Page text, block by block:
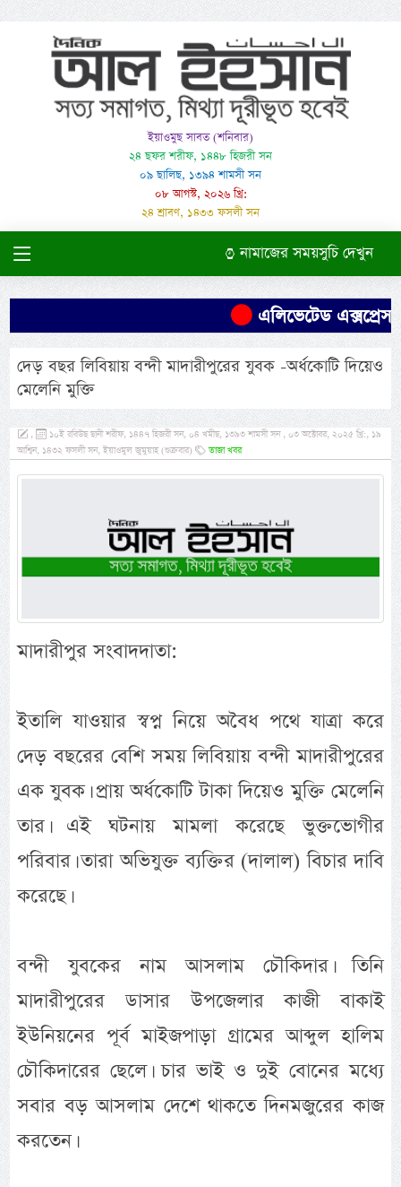
ইয়াওমুছ সাবত (শনিবার)
২৪ ছফর শরীফ, ১৪৪৮ হিজরী সন
০৯ ছালিছ, ১৩৯৪ শামসী সন
০৮ আগস্ট, ২০২৬ খ্রি:
২৪ শ্রাবণ, ১৪৩৩ ফসলী সন
নামাজের সময়সুচি দেখুন
এলিভেটেড
দেড় বছর লিবিয়ায় বন্দী মাদারীপুরের যুবক -অর্ধকোটি দিয়েও
মেলেনি মুক্তি
,
১০ই রবিউছ ছানী শরীফ, ১৪৪৭ হিজরী সন, ০৪ খমীছ, ১৩৯৩ শামসী সন , ০৩ অক্টোবর, ২০২৫ খ্রি:, ১৯
আশ্বিন, ১৪৩২ ফসলী সন, ইয়াওমুল জুমুয়াহ (শুক্রবার)
তাজা খবর
মাদারীপুর সংবাদদাতা:
ইতালি যাওয়ার স্বপ্ন নিয়ে অবৈধ পথে যাত্রা করে
দেড় বছরের বেশি সময় লিবিয়ায় বন্দী মাদারীপুরের
এক যুবক। প্রায় অর্ধকোটি টাকা দিয়েও মুক্তি মেলেনি
তার। এই ঘটনায় মামলা করেছে ভুক্তভোগীর
পরিবার। তারা অভিযুক্ত ব্যক্তির (দালাল) বিচার দাবি
করেছে।
বন্দী যুবকের নাম আসলাম চৌকিদার। তিনি
মাদারীপুরের ডাসার উপজেলার কাজী বাকাই
ইউনিয়নের পূর্ব মাইজপাড়া গ্রামের আব্দুল হালিম
চৌকিদারের ছেলে। চার ভাই ও দুই বোনের মধ্যে
সবার বড় আসলাম দেশে থাকতে দিনমজুরের কাজ
করতেন।